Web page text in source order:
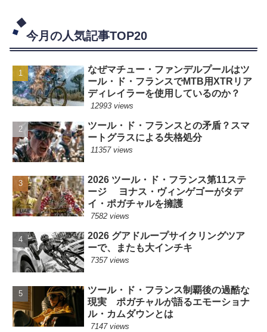
今月の人気記事TOP20
なぜマチュー・ファンデルプールはツ
ール・ド・フランスでMTB用XTRリア
ディレイラーを使用しているのか？
12993 views
ツール・ド・フランスとの矛盾？スマ
ートグラスによる失格処分
11357 views
2026 ツール・ド・フランス第11ステ
ージ ヨナス・ヴィンゲゴーがタデ
イ・ポガチャルを擁護
7582 views
2026 グアドループサイクリングツア
ーで、またも大インチキ
7357 views
ツール・ド・フランス制覇後の過酷な
現実 ポガチャルが語るエモーショナ
ル・カムダウンとは
7147 views